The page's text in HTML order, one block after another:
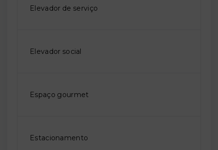
Elevador de serviço
Elevador social
Espaço gourmet
Estacionamento